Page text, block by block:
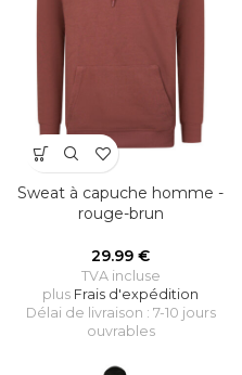
Sweat à capuche homme -
rouge-brun
29.99 €
TVA incluse
plus Frais d'expédition
Délai de livraison : 7-10 jours
ouvrables